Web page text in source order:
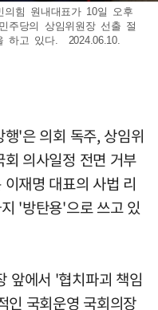
힘 원내대표가 10일 오후
주당의 상임위원장 선출 절
하고 있다. 2024.06.10.
'은 의회 독주, 상임위
의사일정 전면 거부
재명 대표의 사법 리
'방탄용'으로 쓰고 있
앞에서 '협치파괴 책임
인 국회운영 국회의장